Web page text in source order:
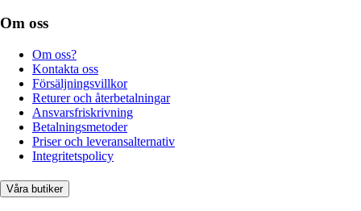
Om oss
Om oss?
Kontakta oss
Försäljningsvillkor
Returer och återbetalningar
Ansvarsfriskrivning
Betalningsmetoder
Priser och leveransalternativ
Integritetspolicy
Våra butiker